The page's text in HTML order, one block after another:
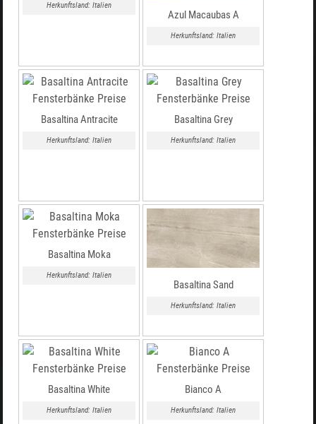
Herkunftsland: Italien
Azul Macaubas A
Herkunftsland: Italien
Basaltina Antracite
Herkunftsland: Italien
Basaltina Grey
Herkunftsland: Italien
Basaltina Moka
Herkunftsland: Italien
Basaltina Sand
Herkunftsland: Italien
Basaltina White
Herkunftsland: Italien
Bianco A
Herkunftsland: Italien